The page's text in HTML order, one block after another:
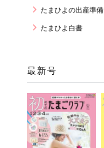
たまひよの出産準備
たまひよ白書
最新号